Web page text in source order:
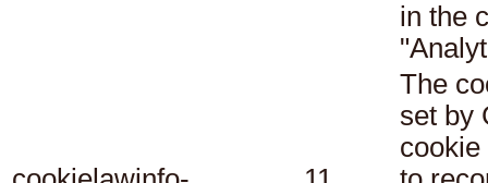
in the
The
set by
cookie